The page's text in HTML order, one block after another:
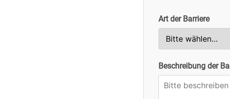
Art der Barriere
Beschreibung der